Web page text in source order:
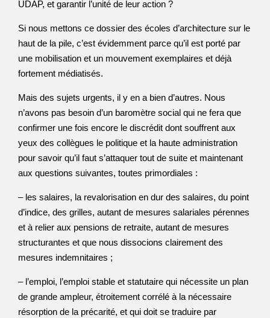
UDAP, et garantir l’unité de leur action ?
Si nous mettons ce dossier des écoles d’architecture sur le
haut de la pile, c’est évidemment parce qu’il est porté par
une mobilisation et un mouvement exemplaires et déjà
fortement médiatisés.
Mais des sujets urgents, il y en a bien d’autres. Nous
n’avons pas besoin d’un baromètre social qui ne fera que
confirmer une fois encore le discrédit dont souffrent aux
yeux des collègues le politique et la haute administration
pour savoir qu’il faut s’attaquer tout de suite et maintenant
aux questions suivantes, toutes primordiales :
– les salaires, la revalorisation en dur des salaires, du point
d’indice, des grilles, autant de mesures salariales pérennes
et à relier aux pensions de retraite, autant de mesures
structurantes et que nous dissocions clairement des
mesures indemnitaires ;
– l’emploi, l’emploi stable et statutaire qui nécessite un plan
de grande ampleur, étroitement corrélé à la nécessaire
résorption de la précarité, et qui doit se traduire par